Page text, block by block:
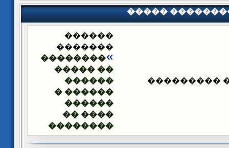
�����
�����
������
�������
��������
�� �����
������
������ �
������
���� ��
��������